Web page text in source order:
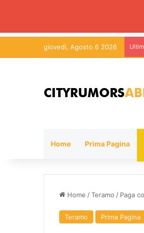
giovedì, Agosto 6 2026
Home Prima Pagina
Home /Teramo / Paga
Teramo Prima Pagina